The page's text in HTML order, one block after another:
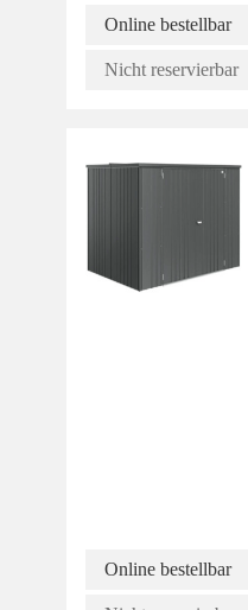
Online bestellbar
Nicht reservierbar
Online bestellbar